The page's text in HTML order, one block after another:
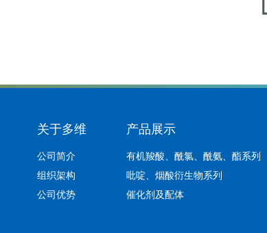
关于多维
公司简介
组织架构
公司优势
产品展示
有机羧酸、酰氯、酰氨、酯系列
吡啶、烟酸衍生物系列
催化剂及配体